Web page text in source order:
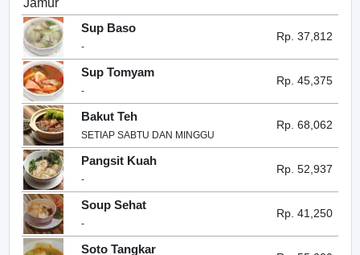
Sup Baso
-
Rp. 37,812
Sup Tomyam
-
Rp. 45,375
Bakut Teh
SETIAP SABTU DAN MINGGU
Rp. 68,062
Pangsit Kuah
-
Rp. 52,937
Soup Sehat
-
Rp. 41,250
Soto Tangkar